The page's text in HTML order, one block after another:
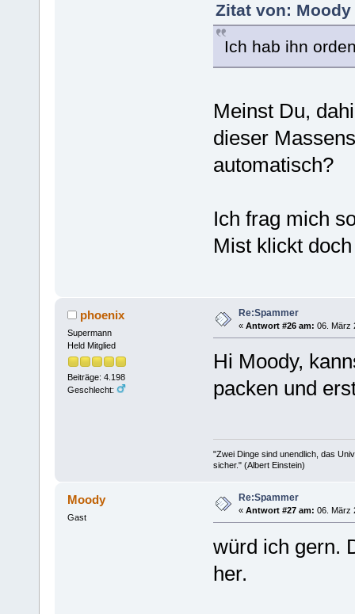
Zitat von: Moody
Ich hab ihn
Meinst Du,
dieser
automatisch?
Ich frag mich
Mist klickt
phoenix
Supermann
Held Mitglied
Beiträge: 4.198
Geschlecht:
Re:Spammer
« Antwort #26 am: 06. März
Hi Moody,
packen und
"Zwei Dinge sind unendlich, das
sicher." (Albert Einstein)
Moody
Gast
Re:Spammer
« Antwort #27 am: 06. März
würd ich gern.
her.